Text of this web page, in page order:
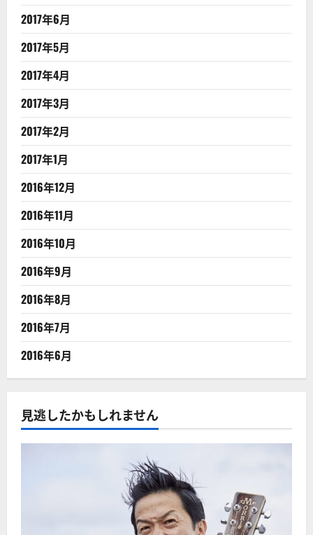
2017年6月
2017年5月
2017年4月
2017年3月
2017年2月
2017年1月
2016年12月
2016年11月
2016年10月
2016年9月
2016年8月
2016年7月
2016年6月
見逃したかもしれません